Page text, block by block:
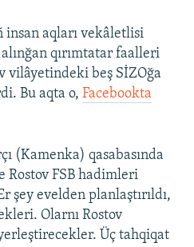
insan aqları vekâletlisi
qırımtatar faalleri
vilâyetindeki beş SİZOğa
Bu aqta o, Facebookta
(Kamenka) qasabasında
FSB hadimleri
şey evelden planlaştırıldı,
Olarnı Rostov
Üç tahqiqat